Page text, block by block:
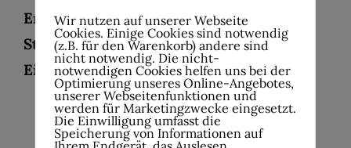
Erwachsene 15 € – SchülerInnen und
Studierende 10 €
Einlass 19:00 Uhr – Beginn 20:00 Uhr
Wir nutzen auf unserer Webseite
Cookies. Einige Cookies sind notwendig
(z.B. für den Warenkorb) andere sind
nicht notwendig. Die nicht-
notwendigen Cookies helfen uns bei der
Optimierung unseres Online-Angebotes,
unserer Webseitenfunktionen und
werden für Marketingzwecke eingesetzt.
Die Einwilligung umfasst die
Speicherung von Informationen auf
Ihrem Endgerät, das Auslesen